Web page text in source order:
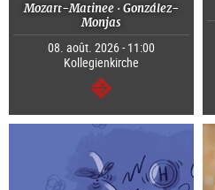
Mozart-Matinee · González-
Monjas
08. août. 2026 - 11:00
Kollegienkirche
Continuer